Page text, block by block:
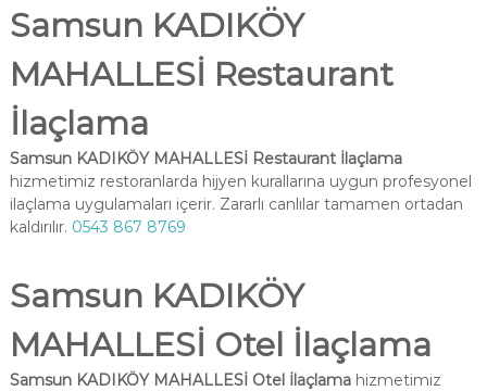
Samsun KADIKÖY
MAHALLESİ Restaurant
İlaçlama
Samsun KADIKÖY MAHALLESİ Restaurant İlaçlama
hizmetimiz restoranlarda hijyen kurallarına uygun profesyonel
ilaçlama uygulamaları içerir. Zararlı canlılar tamamen ortadan
kaldırılır. 0543 867 8769
Samsun KADIKÖY
MAHALLESİ Otel İlaçlama
Samsun KADIKÖY MAHALLESİ Otel İlaçlamahizmetimiz